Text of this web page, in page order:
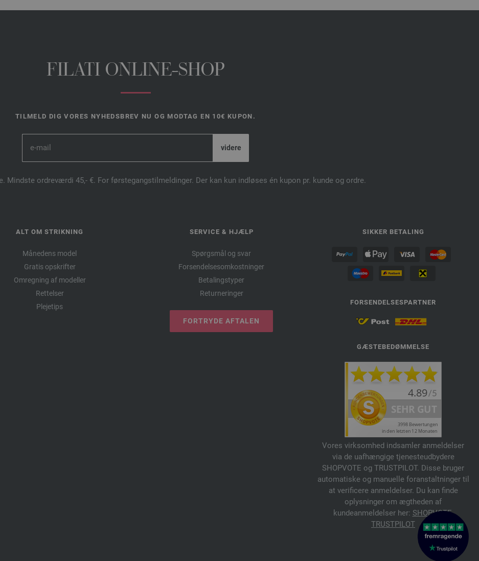
FILATI ONLINE-SHOP
TILMELD DIG VORES NYHEDSBREV NU OG MODTAG EN 10€ KUPON.
Mindste ordreværdi 45,- €. For førstegangstilmeldinger. Der kan kun indløses én kupon pr. kunde og ordre.
ALT OM STRIKNING
Månedens model
Gratis opskrifter
Omregning af modeller
Rettelser
Plejetips
SERVICE & HJÆLP
Spørgsmål og svar
Forsendelsesomkostninger
Betalingstyper
Returneringer
FORTRYDE AFTALEN
SIKKER BETALING
FORSENDELSESPARTNER
GÆSTEBEDØMMELSE
Vores virksomhed indsamler anmeldelser
via de uafhængige tjenesteudbydere
SHOPVOTE og TRUSTPILOT. Disse bruger
automatiske og manuelle foranstaltninger til
at verificere anmeldelser. Du kan finde
oplysninger om ægtheden af
kundeanmeldelser her: SHOPVOTE,
TRUSTPILOT